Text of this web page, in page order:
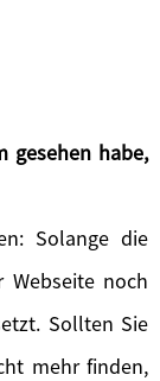
gesehen habe,
Solange die
Webseite noch
Sollten Sie
mehr finden,